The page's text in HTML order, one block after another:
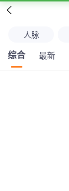

人脉
综合 最新